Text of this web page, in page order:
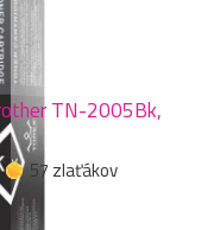
TN-2005Bk,
57 zlaťákov